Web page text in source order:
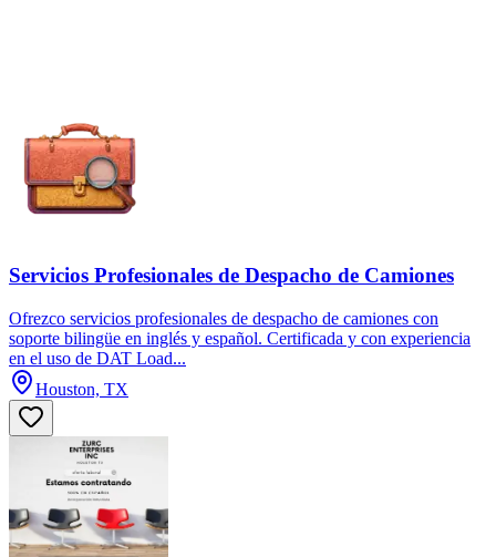
Servicios Profesionales de Despacho de Camiones
Ofrezco servicios profesionales de despacho de camiones con
soporte bilingüe en inglés y español. Certificada y con experiencia
en el uso de DAT Load...
Houston, TX